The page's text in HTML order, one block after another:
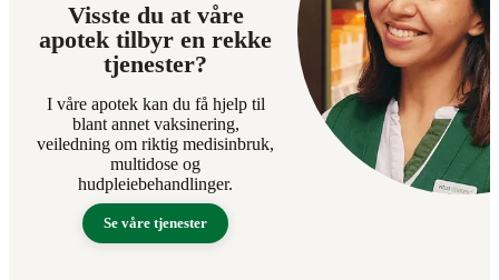
Visste du at våre
apotek tilbyr en rekke
tjenester?
I våre apotek kan du få hjelp til
blant annet vaksinering,
veiledning om riktig medisinbruk,
multidose og
hudpleiebehandlinger.
Se våre tjenester